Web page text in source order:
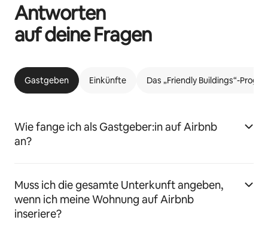
Antworten
auf deine Fragen
Gastgeben Einkünfte Das „Friendly Buildings“-
Wie fange ich als Gastgeber:in auf Airbnb
an?
Muss ich die gesamte Unterkunft angeben,
wenn ich meine Wohnung auf Airbnb
inseriere?